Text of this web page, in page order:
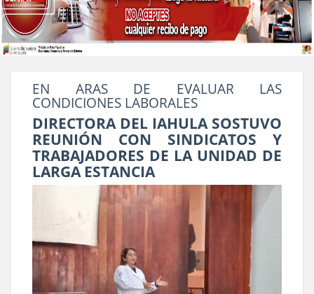
EN ARAS DE EVALUAR LAS
CONDICIONES LABORALES
DIRECTORA DEL IAHULA SOSTUVO
REUNIÓN CON SINDICATOS Y
TRABAJADORES DE LA UNIDAD DE
LARGA ESTANCIA